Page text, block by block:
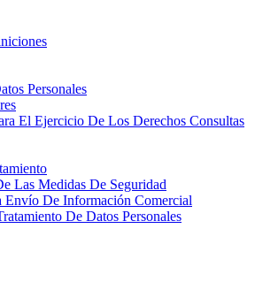
Personales
El Ejercicio De Los Derechos Consultas
Las Medidas De Seguridad
Envío De Información Comercial
De Datos Personales